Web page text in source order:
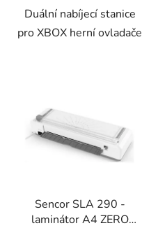
Duální nabíjecí stanice
pro XBOX herní ovladače
Sencor SLA 290 -
laminátor A4 ZERO